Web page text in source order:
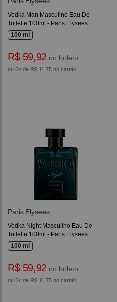
Vodka Man Masculino Eau De
Toilette 100ml - Paris Elysees
100 ml
R$ 59,92 no boleto
ou 6x de R$ 11,75 no cartão
Paris Elysees
Vodka Night Masculino Eau De
Toilette 100ml - Paris Elysees
100 ml
R$ 59,92 no boleto
ou 6x de R$ 11,75 no cartão